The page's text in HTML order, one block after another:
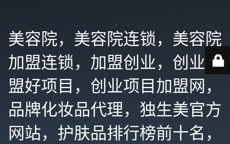
美容院，美容院连锁，美容院
加盟连锁，加盟创业，创业加
盟好项目，创业项目加盟网，
品牌化妆品代理，独生美官方
网站，护肤品排行榜前十名，